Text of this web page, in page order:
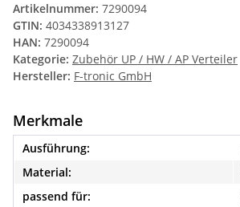
Artikelnummer: 7290094
GTIN: 4034338913127
HAN: 7290094
Kategorie: Zubehör UP / HW / AP Verteiler
Hersteller: F-tronic GmbH
Merkmale
Ausführung:
Material:
passend für: